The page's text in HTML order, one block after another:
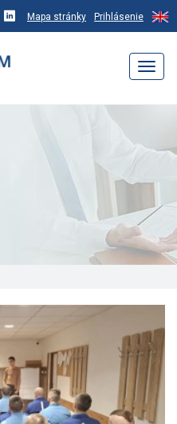
Mapa stránky Prihlásenie